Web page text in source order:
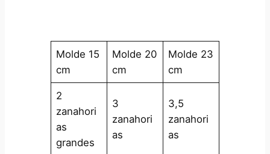
Molde 15
cm
Molde 20
cm
Molde 23
cm
2
zanahori
as
grandes
3
zanahori
as
3,5
zanahori
as